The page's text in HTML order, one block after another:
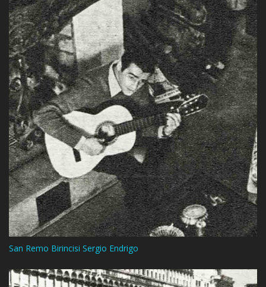
San Remo Birincisi Sergio Endrigo